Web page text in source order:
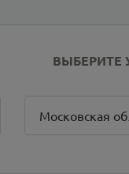
ВЫБЕРИТЕ
Московская